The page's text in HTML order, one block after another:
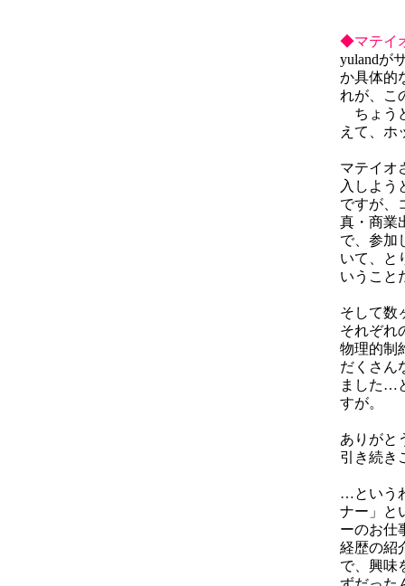
◆マテイ
yulandが
か具体的
れが、こ
ちょう
えて、ホ
マテイオ
入しよう
ですが、
真・商業
で、参加
いて、と
いうこと
そして数
それぞれ
物理的制
だくさん
ました…
すが。
ありがと
引き続き
…という
ナー」と
ーのお仕
経歴の紹
で、興味